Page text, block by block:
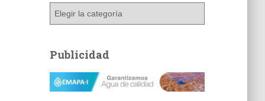
g
o
Publicidad